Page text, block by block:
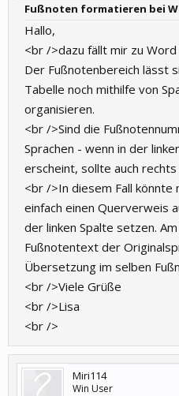
Fußnoten formatieren bei
Hallo,
<br />dazu fällt mir zu
Der Fußnotenbereich lässt
Tabelle noch mithilfe von
organisieren.
<br />Sind die
Sprachen - wenn in der
erscheint, sollte auch
<br />In diesem Fall könnte
einfach einen Querverweis
der linken Spalte setzen.
Fußnotentext der
Übersetzung im selben
<br />Viele Grüße
<br />Lisa
<br />
Miri114
Win User